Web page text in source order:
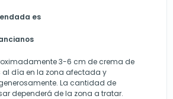
es
3-6 cm de crema de
al día en la zona afectada y
La cantidad de
dependerá de la zona a tratar.